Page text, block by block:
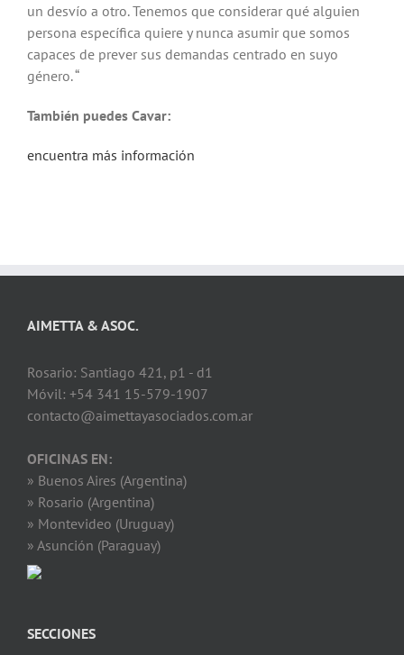
un desvío a otro. Tenemos que considerar qué alguien
persona específica quiere y nunca asumir que somos
capaces de prever sus demandas centrado en suyo
género. “
También puedes Cavar:
encuentra más información
AIMETTA & ASOC.
Rosario: Santiago 421, p1 - d1
Móvil: +54 341 15-579-1907
contacto@aimettayasociados.com.ar
OFICINAS EN:
» Buenos Aires (Argentina)
» Rosario (Argentina)
» Montevideo (Uruguay)
» Asunción (Paraguay)
SECCIONES